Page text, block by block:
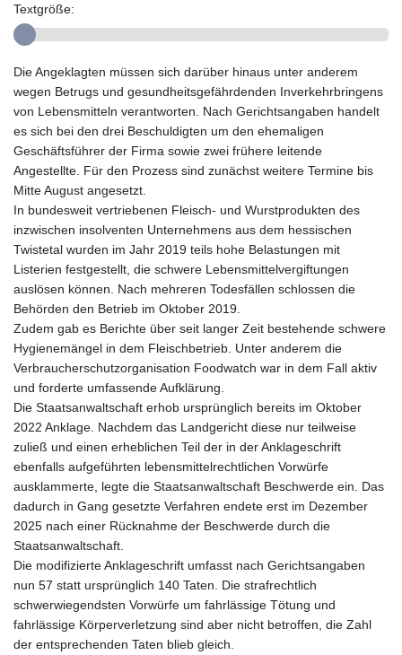
Textgröße:
Die Angeklagten müssen sich darüber hinaus unter anderem
wegen Betrugs und gesundheitsgefährdenden Inverkehrbringens
von Lebensmitteln verantworten. Nach Gerichtsangaben handelt
es sich bei den drei Beschuldigten um den ehemaligen
Geschäftsführer der Firma sowie zwei frühere leitende
Angestellte. Für den Prozess sind zunächst weitere Termine bis
Mitte August angesetzt.
In bundesweit vertriebenen Fleisch- und Wurstprodukten des
inzwischen insolventen Unternehmens aus dem hessischen
Twistetal wurden im Jahr 2019 teils hohe Belastungen mit
Listerien festgestellt, die schwere Lebensmittelvergiftungen
auslösen können. Nach mehreren Todesfällen schlossen die
Behörden den Betrieb im Oktober 2019.
Zudem gab es Berichte über seit langer Zeit bestehende schwere
Hygienemängel in dem Fleischbetrieb. Unter anderem die
Verbraucherschutzorganisation Foodwatch war in dem Fall aktiv
und forderte umfassende Aufklärung.
Die Staatsanwaltschaft erhob ursprünglich bereits im Oktober
2022 Anklage. Nachdem das Landgericht diese nur teilweise
zuließ und einen erheblichen Teil der in der Anklageschrift
ebenfalls aufgeführten lebensmittelrechtlichen Vorwürfe
ausklammerte, legte die Staatsanwaltschaft Beschwerde ein. Das
dadurch in Gang gesetzte Verfahren endete erst im Dezember
2025 nach einer Rücknahme der Beschwerde durch die
Staatsanwaltschaft.
Die modifizierte Anklageschrift umfasst nach Gerichtsangaben
nun 57 statt ursprünglich 140 Taten. Die strafrechtlich
schwerwiegendsten Vorwürfe um fahrlässige Tötung und
fahrlässige Körperverletzung sind aber nicht betroffen, die Zahl
der entsprechenden Taten blieb gleich.